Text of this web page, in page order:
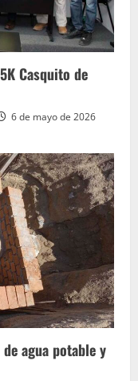
Casquito de
6 de mayo de 2026
agua potable y